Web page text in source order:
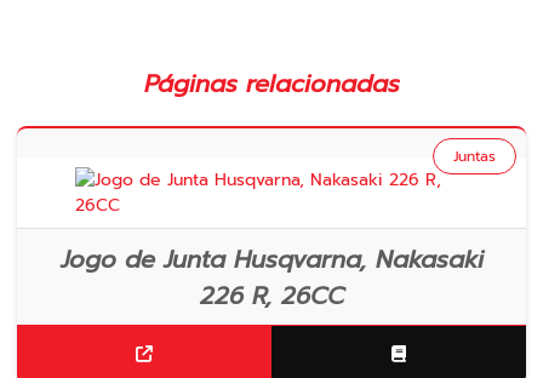
Páginas relacionadas
Jogo de Junta Husqvarna, Nakasaki
226 R, 26CC
Juntas